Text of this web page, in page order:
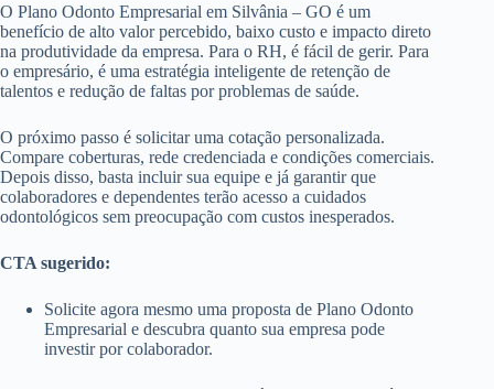
O Plano Odonto Empresarial em Silvânia – GO é um
benefício de alto valor percebido, baixo custo e impacto direto
na produtividade da empresa. Para o RH, é fácil de gerir. Para
o empresário, é uma estratégia inteligente de retenção de
talentos e redução de faltas por problemas de saúde.
O próximo passo é solicitar uma cotação personalizada.
Compare coberturas, rede credenciada e condições comerciais.
Depois disso, basta incluir sua equipe e já garantir que
colaboradores e dependentes terão acesso a cuidados
odontológicos sem preocupação com custos inesperados.
CTA sugerido:
Solicite agora mesmo uma proposta de Plano Odonto
Empresarial e descubra quanto sua empresa pode
investir por colaborador.